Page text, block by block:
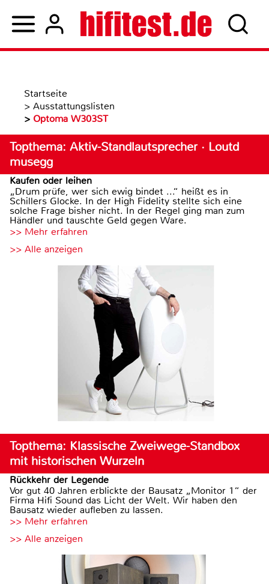
Startseite
> Ausstattungslisten
> Optoma W303ST
Topthema: Aktiv-Standlautsprecher · Loutd
musegg
Kaufen oder leihen
„Drum prüfe, wer sich ewig bindet ...“ heißt es in
Schillers Glocke. In der High Fidelity stellte sich eine
solche Frage bisher nicht. In der Regel ging man zum
Händler und tauschte Geld gegen Ware.
>> Mehr erfahren
>> Alle anzeigen
Topthema: Klassische Zweiwege-Standbox
mit historischen Wurzeln
Rückkehr der Legende
Vor gut 40 Jahren erblickte der Bausatz „Monitor 1“ der
Firma Hifi Sound das Licht der Welt. Wir haben den
Bausatz wieder aufleben zu lassen.
>> Mehr erfahren
>> Alle anzeigen